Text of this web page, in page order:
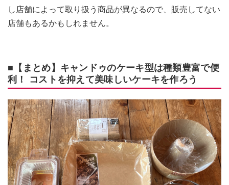
し店舗によって取り扱う商品が異なるので、販売してない
店舗もあるかもしれません。
■【まとめ】キャンドゥのケーキ型は種類豊富で便
利！ コストを抑えて美味しいケーキを作ろう